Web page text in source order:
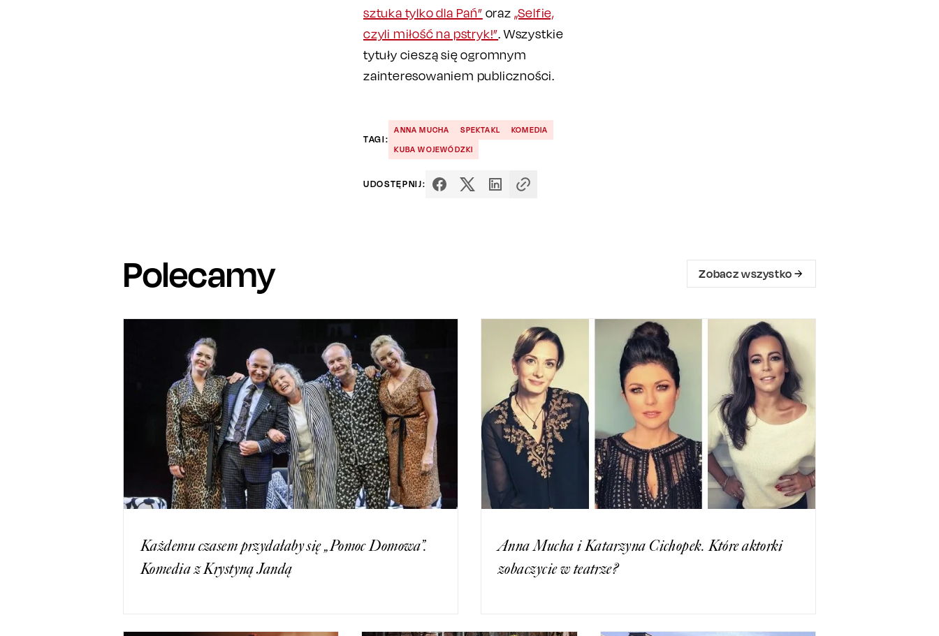
sztuka tylko dla Pań” oraz „Selfie,
czyli miłość na pstryk!”. Wszystkie
tytuły cieszą się ogromnym
zainteresowaniem publiczności.
TAGI:
ANNA MUCHA SPEKTAKL
KOMEDIA
KUBA WOJEWÓDZKI
UDOSTĘPNIJ:
Polecamy Zobacz wszystko
Każdemu czasem przydałaby się „Pomoc Domowa”.
Komedia z Krystyną Jandą
Anna Mucha i Katarzyna Cichopek. Które aktorki
zobaczycie w teatrze?